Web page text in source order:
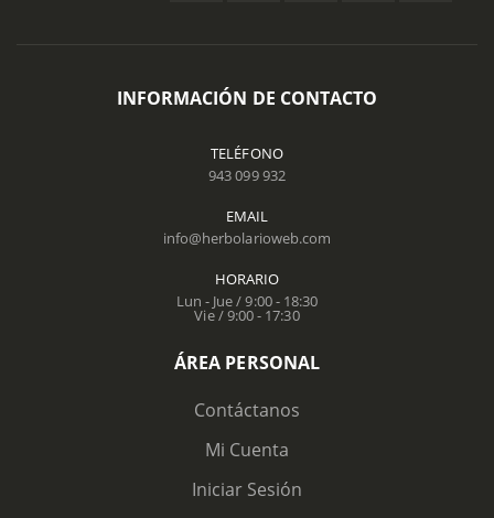
INFORMACIÓN DE CONTACTO
TELÉFONO
943 099 932
EMAIL
info@herbolarioweb.com
HORARIO
Lun - Jue / 9:00 - 18:30
Vie / 9:00 - 17:30
ÁREA PERSONAL
Contáctanos
Mi Cuenta
Iniciar Sesión